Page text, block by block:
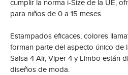
cumplir la norma i-Size de la UE,
para niños de 0 a 15 meses.
Estampados eficaces, colores
forman parte del aspecto único de
Salsa 4 Air, Viper 4 y Limbo están
diseños de moda.